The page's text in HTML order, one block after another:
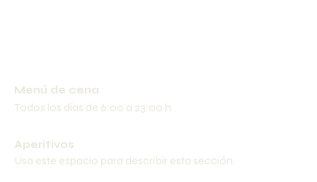
Menú de cena
Todos los días de 6:00 a 23:00 h
Aperitivos
Usa este espacio para describir esta sección.